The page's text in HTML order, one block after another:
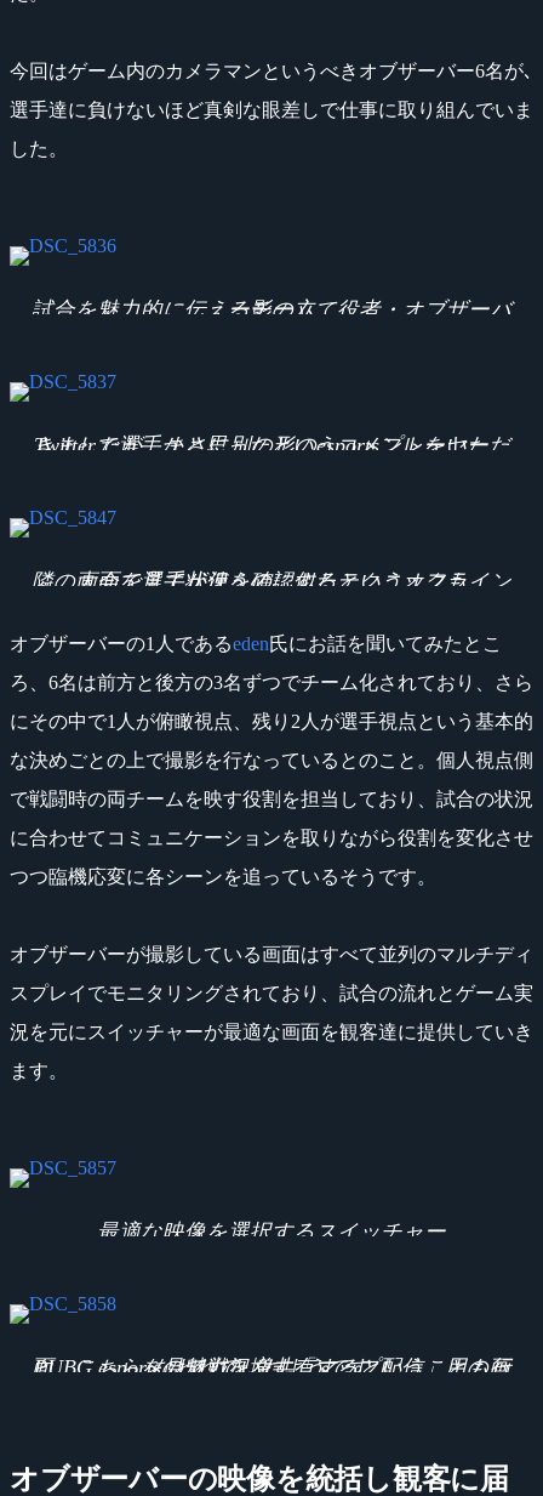
今回はゲーム内のカメラマンというべきオブザーバー6名が､
選手達に負けないほど真剣な眼差しで仕事に取り組んでいま
した。
試合を魅力的に伝える影の立て役者・オブザーバーチーム
Twitterで選手かと思ったというコメントをいただきましたが、まさに別の形のesportsプレーヤー。
隣の画面を見て状況を確認するというオフライン大会で選手が使うのに似たテクニックも
オブザーバーの1人であるeden氏にお話を聞いてみたとこ
ろ、6名は前方と後方の3名ずつでチーム化されており、さら
にその中で1人が俯瞰視点、残り2人が選手視点という基本的
な決めごとの上で撮影を行なっているとのこと。個人視点側
で戦闘時の両チームを映す役割を担当しており、試合の状況
に合わせてコミュニケーションを取りながら役割を変化させ
つつ臨機応変に各シーンを追っているそうです。
オブザーバーが撮影している画面はすべて並列のマルチディ
スプレイでモニタリングされており、試合の流れとゲーム実
況を元にスイッチャーが最適な画面を観客達に提供していき
ます。
最適な映像を選択するスイッチャー
PUBG esportsの魅力を増す「マップ配信」用の画面。こちらを見て戦況を共有するということも行なわれていたようです。
オブザーバーの映像を統括し観客に届